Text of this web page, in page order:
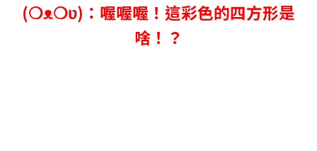
(❍ᴥ❍ʋ)：喔喔喔！這彩色的四方形是
啥！？